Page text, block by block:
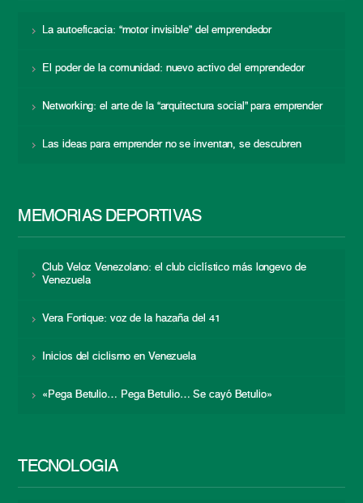
La autoeficacia: “motor invisible” del emprendedor
El poder de la comunidad: nuevo activo del emprendedor
Networking: el arte de la “arquitectura social” para emprender
Las ideas para emprender no se inventan, se descubren
MEMORIAS DEPORTIVAS
Club Veloz Venezolano: el club ciclístico más longevo de
Venezuela
Vera Fortique: voz de la hazaña del 41
Inicios del ciclismo en Venezuela
«Pega Betulio… Pega Betulio… Se cayó Betulio»
TECNOLOGÍA